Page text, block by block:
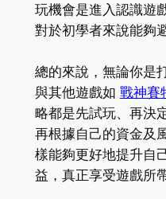
玩機會是進入認識遊
對於初學者來說能夠
總的來說，無論你是
與其他遊戲如 戰神賽
略都是先試玩、再決
再根據自己的資金及
樣能夠更好地提升自
益，真正享受遊戲所